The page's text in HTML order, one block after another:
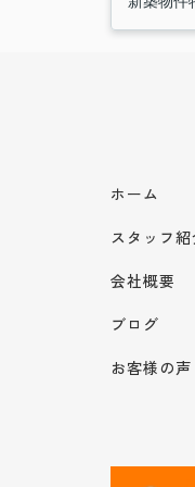
ホーム
スタッフ紹
会社概要
ブログ
お客様の声